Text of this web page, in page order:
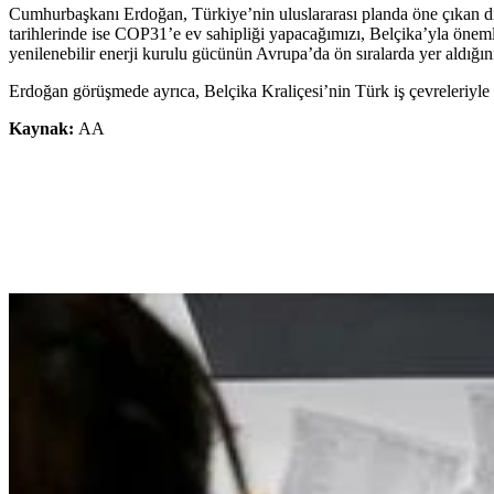
Cumhurbaşkanı Erdoğan, Türkiye’nin uluslararası planda öne
tarihlerinde ise COP31’e ev sahipliği yapacağımızı, Belçika’yla
yenilenebilir enerji kurulu gücünün Avrupa’da ön sıralarda yer
Erdoğan görüşmede ayrıca, Belçika Kraliçesi’nin Türk iş çevreleriyle
Kaynak: AA